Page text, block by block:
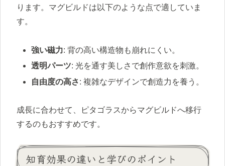
ります。マグビルドは以下のような点で適していま
す。
強い磁力: 背の高い構造物も崩れにくい。
透明パーツ: 光を通す美しさで創作意欲を刺激。
自由度の高さ: 複雑なデザインで創造力を養う。
成長に合わせて、ピタゴラスからマグビルドへ移行
するのもおすすめです。
知育効果の違いと学びのポイント